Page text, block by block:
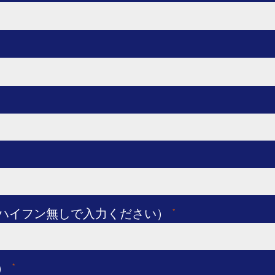
イフン無しで入力ください） *
*